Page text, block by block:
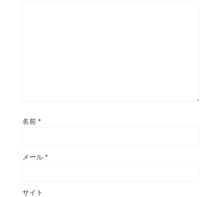
名前 *
メール *
サイト